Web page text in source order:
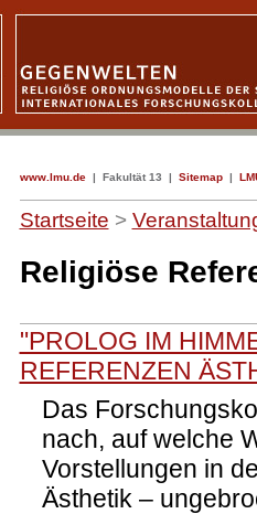
www.lmu.de| Fakultät 13 | Sitemap|
Startseite >
Religiöse
"PROLOG IM
REFERENZEN
Das
nach, auf welche
Vorstellungen in
Ästhetik –